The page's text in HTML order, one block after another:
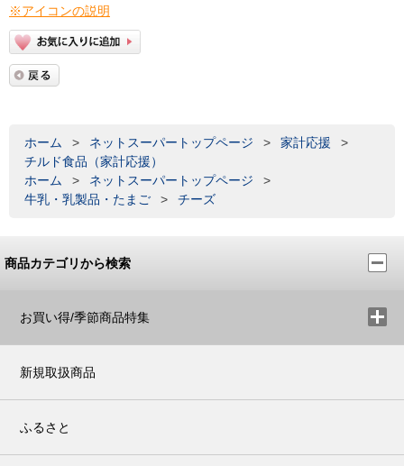
※アイコンの説明
ホーム > ネットスーパートップページ > 家計応援
>
チルド食品（家計応援）
ホーム
> ネットスーパートップページ
>
牛乳・乳製品・たまご
> チーズ
商品カテゴリから検索
お買い得/季節商品特集
新規取扱商品
ふるさと